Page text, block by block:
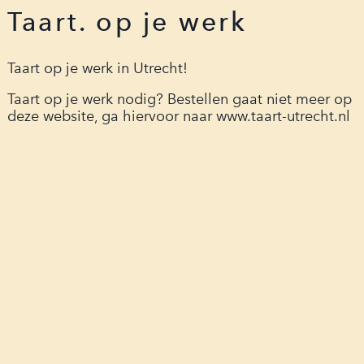
Taart. op je werk
Taart op je werk in Utrecht!
Taart op je werk nodig? Bestellen gaat niet meer op
deze website, ga hiervoor naarwww.taart-utrecht.nl